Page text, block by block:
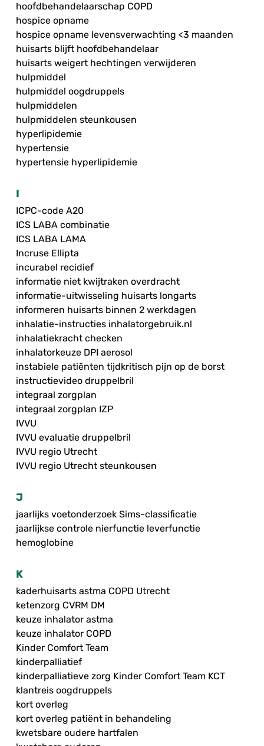
hoofdbehandelaarschap COPD
hospice opname
hospice opname levensverwachting <3 maanden
huisarts blijft hoofdbehandelaar
huisarts weigert hechtingen verwijderen
hulpmiddel
hulpmiddel oogdruppels
hulpmiddelen
hulpmiddelen steunkousen
hyperlipidemie
hypertensie
hypertensie hyperlipidemie
I
ICPC-code A20
ICS LABA combinatie
ICS LABA LAMA
Incruse Ellipta
incurabel recidief
informatie niet kwijtraken overdracht
informatie-uitwisseling huisarts longarts
informeren huisarts binnen 2 werkdagen
inhalatie-instructies inhalatorgebruik.nl
inhalatiekracht checken
inhalatorkeuze DPI aerosol
instabiele patiënten tijdkritisch pijn op de borst
instructievideo druppelbril
integraal zorgplan
integraal zorgplan IZP
IVVU
IVVU evaluatie druppelbril
IVVU regio Utrecht
IVVU regio Utrecht steunkousen
J
jaarlijks voetonderzoek Sims-classificatie
jaarlijkse controle nierfunctie leverfunctie
hemoglobine
K
kaderhuisarts astma COPD Utrecht
ketenzorg CVRM DM
keuze inhalator astma
keuze inhalator COPD
Kinder Comfort Team
kinderpalliatief
kinderpalliatieve zorg Kinder Comfort Team KCT
klantreis oogdruppels
kort overleg
kort overleg patiënt in behandeling
kwetsbare oudere hartfalen